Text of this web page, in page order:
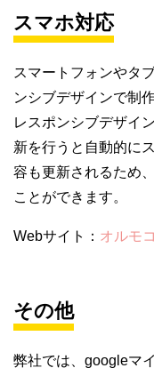
スマホ対応
スマートフォンやタ
ンシブデザインで制
レスポンシブデザイ
新を行うと自動的に
容も更新されるため
ことができます。
Webサイト： オルモ
その他
弊社では、googleマ